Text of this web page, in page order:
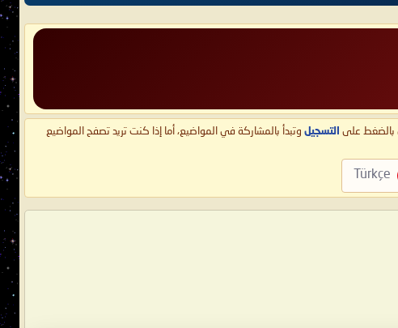
بالضغط على التسجيل وتبدأ بالمشاركة في المواضيع، أما إذا كنت تريد تصفح المواضيع
Türkçe